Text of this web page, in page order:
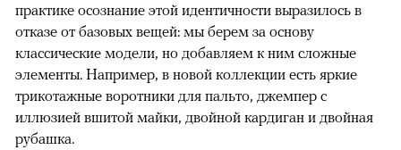
практике осознание этой идентичности выразилось в
отказе от базовых вещей: мы берем за основу
классические модели, но добавляем к ним сложные
элементы. Например, в новой коллекции есть яркие
трикотажные воротники для пальто, джемпер с
иллюзией вшитой майки, двойной кардиган и двойная
рубашка.